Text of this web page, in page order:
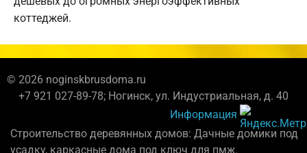
коттеджей.
© 2026 noginskbrusdoma.ru
+7 921 027-89-78; Ногинск, ул. Индустриальная, д. 40
Информация
Строительство деревянных домов: Дачные домики под
усадку, каркасные дома под ключ для пмж.